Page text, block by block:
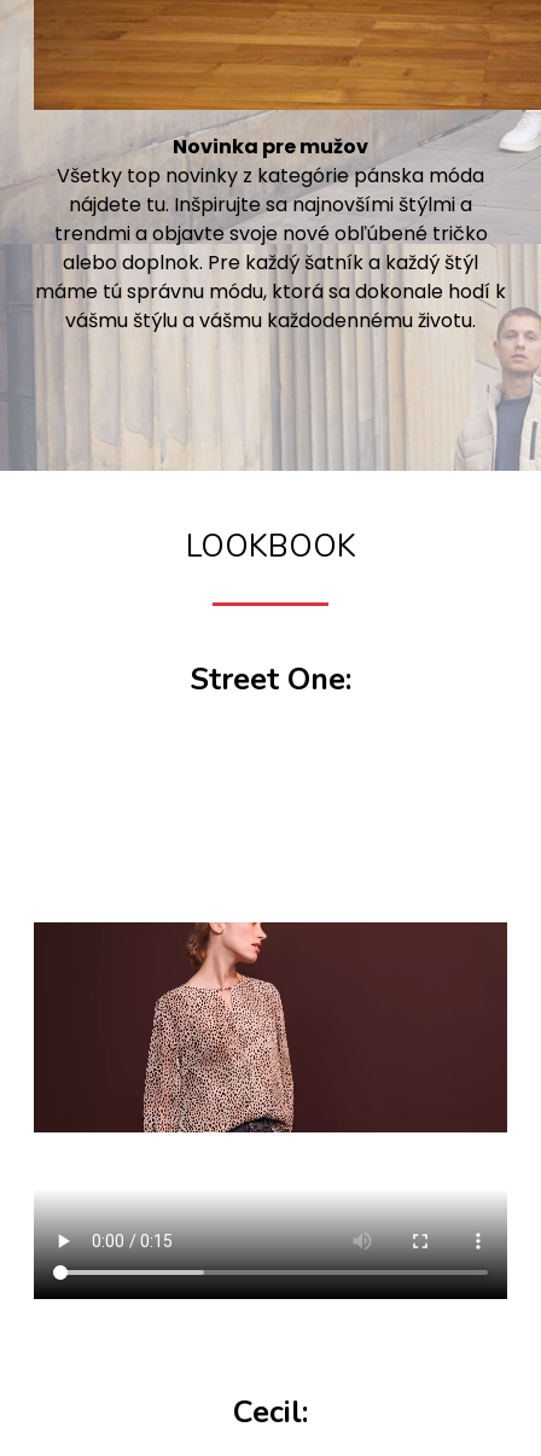
Novinka pre mužov
Všetky top novinky z kategórie pánska móda
nájdete tu. Inšpirujte sa najnovšími štýlmi a
trendmi a objavte svoje nové obľúbené tričko
alebo doplnok. Pre každý šatník a každý štýl
máme tú správnu módu, ktorá sa dokonale hodí k
vášmu štýlu a vášmu každodennému životu.
LOOKBOOK
Street One:
Cecil: